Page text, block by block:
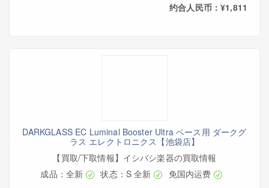
约合人民币：¥1,811
DARKGLASS EC Luminal Booster Ultra ベース用 ダークグ
ラス エレクトロニクス【池袋店】
【買取/下取情報】イシバシ楽器の買取情報
成品：全新
状态：S 全新 免国内运费